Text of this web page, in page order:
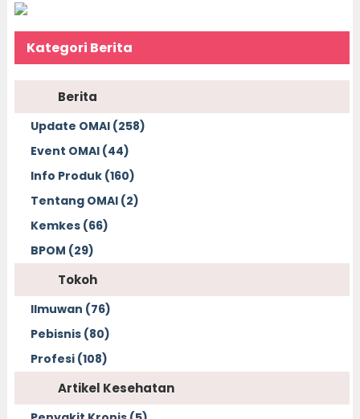
Kategori Berita
Berita
Update OMAI (258)
Event OMAI (44)
Info Produk (160)
Tentang OMAI (2)
Kemkes (66)
BPOM (29)
Tokoh
Ilmuwan (76)
Pebisnis (80)
Profesi (108)
Artikel Kesehatan